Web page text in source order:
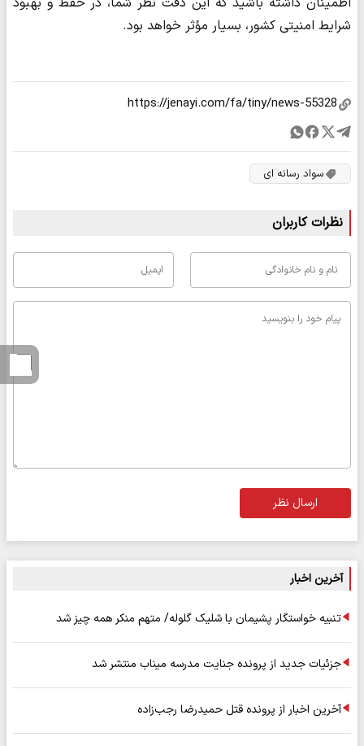
شرایط امنیتی کشور، بسیار مؤثر خواهد بود.
سواد رسانه ای
نظرات کاربران
ارسال نظر
آخرین اخبار
تنبیه خواستگار پشیمان با شلیک گلوله/ متهم منکر همه چیز شد
جزئیات جدید از پرونده جنایت مدرسه میناب منتشر شد
آخرین اخبار از پرونده قتل حمیدرضا رجب‌زاده